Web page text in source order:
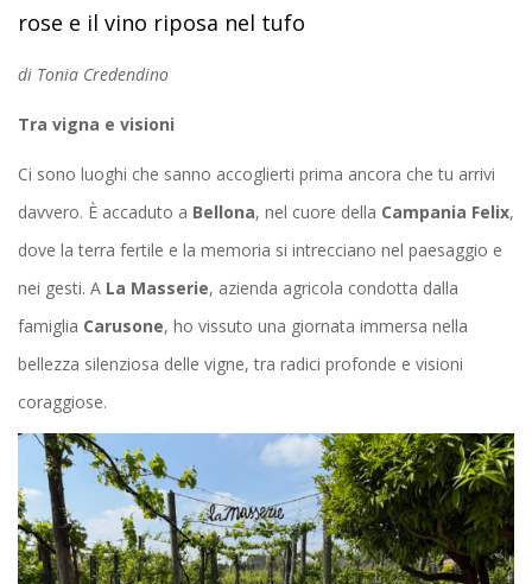
rose e il vino riposa nel tufo
di Tonia Credendino
Tra vigna e visioni
Ci sono luoghi che sanno accoglierti prima ancora che tu arrivi
davvero. È accaduto a Bellona, nel cuore della Campania Felix,
dove la terra fertile e la memoria si intrecciano nel paesaggio e
nei gesti. A La Masserie, azienda agricola condotta dalla
famiglia Carusone, ho vissuto una giornata immersa nella
bellezza silenziosa delle vigne, tra radici profonde e visioni
coraggiose.